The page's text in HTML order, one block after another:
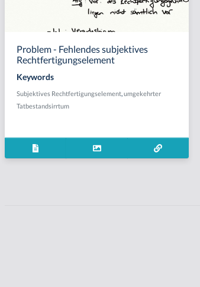
Problem - Fehlendes subjektives
Rechtfertigungselement
Keywords
Subjektives Rechtfertigungselement,umgekehrter
Tatbestandsirrtum